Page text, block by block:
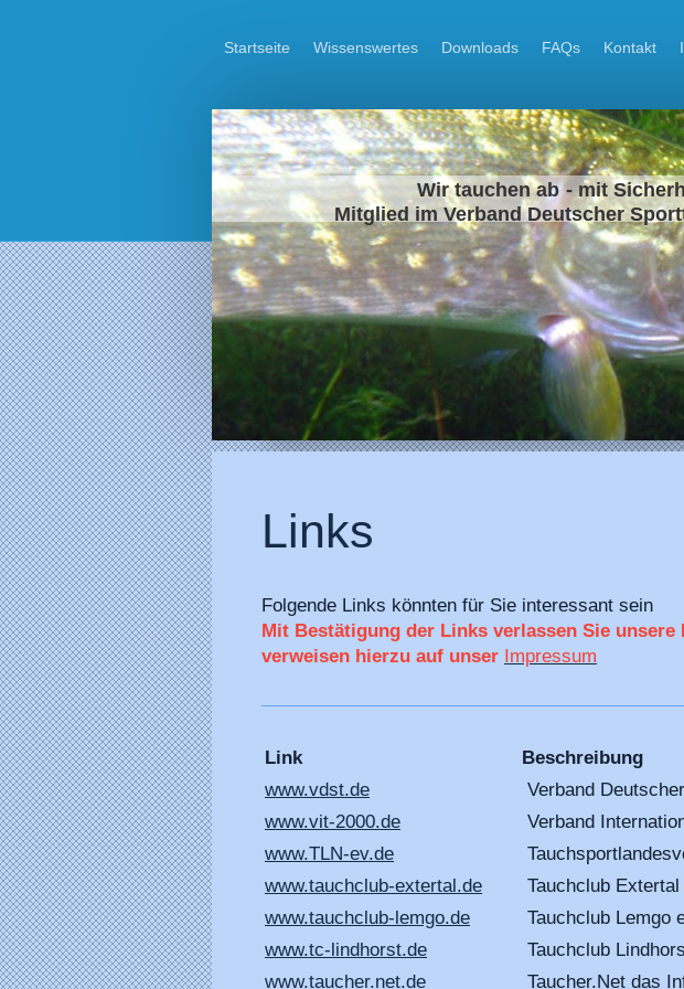
Startseite Wissenswertes Downloads FAQs Kontakt
Wir tauchen ab - mit
Mitglied im Verband Deutscher
Links
Folgende Links könnten für Sie interessant sein
Mit Bestätigung der Links verlassen Sie
verweisen hierzu auf unser Impressum
Link
Beschreibung
www.vdst.de
Verband
www.vit-2000.de
Verband
www.TLN-ev.de
www.tauchclub-extertal.de
Tauchclub Extertal
www.tauchclub-lemgo.de
Tauchclub Lemgo
www.tc-lindhorst.de
Tauchclub
www.taucher.net.de
Taucher.Net das